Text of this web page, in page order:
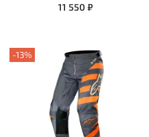
11 550 ₽
-13%